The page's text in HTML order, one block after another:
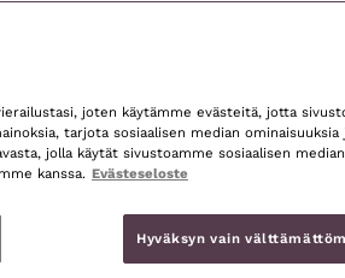
joten käytämme evästeitä, jotta
tarjota sosiaalisen median
jolla käytät sivustoamme sosiaalisen
kanssa. Evästeseloste
Hyväksyn vain